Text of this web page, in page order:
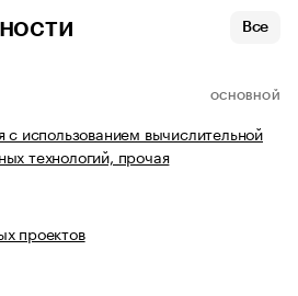
Все
ОСНОВНОЙ
с использованием вычислительной
технологий, прочая
проектов